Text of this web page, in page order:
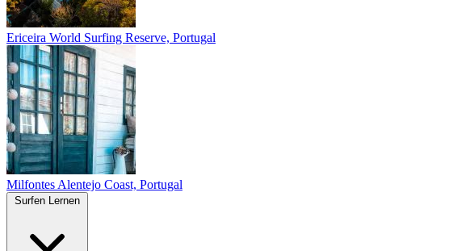
Ericeira World Surfing Reserve, Portugal
Milfontes Alentejo Coast, Portugal